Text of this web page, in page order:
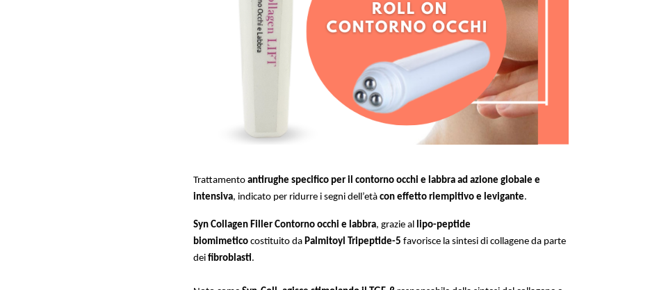
Trattamento antirughe specifico per il contorno occhi e labbra ad azione globale e
intensiva, indicato per ridurre i segni dell’età con effetto riempitivo e levigante.
Syn Collagen Filler Contorno occhi e labbra, grazie al lipo-peptide
biomimetico costituito da Palmitoyl Tripeptide-5 favorisce la sintesi di collagene da parte
dei fibroblasti.